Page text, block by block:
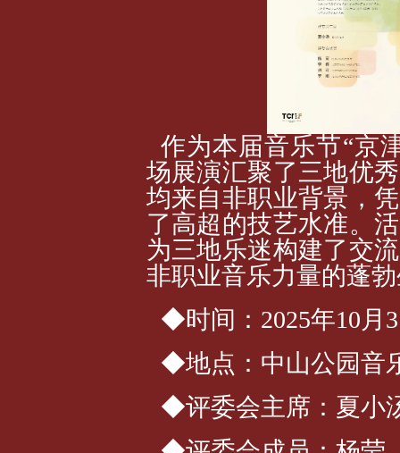
作为本届音乐节“京
场展演汇聚了三地优
均来自非职业背景，
了高超的技艺水准。
为三地乐迷构建了交
非职业音乐力量的蓬
◆时间：2025年10月
◆地点：中山公园音
◆评委会主席：夏小